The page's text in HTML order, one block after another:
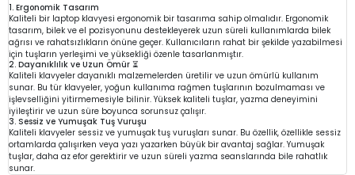
1. Ergonomik Tasarım
Kaliteli bir laptop klavyesi ergonomik bir tasarıma sahip olmalıdır. Ergonomik
tasarım, bilek ve el pozisyonunu destekleyerek uzun süreli kullanımlarda bilek
ağrısı ve rahatsızlıkların önüne geçer. Kullanıcıların rahat bir şekilde yazabilmesi
için tuşların yerleşimi ve yüksekliği özenle tasarlanmıştır.
2. Dayanıklılık ve Uzun Ömür ⏳
Kaliteli klavyeler dayanıklı malzemelerden üretilir ve uzun ömürlü kullanım
sunar. Bu tür klavyeler, yoğun kullanıma rağmen tuşlarının bozulmaması ve
işlevselliğini yitirmemesiyle bilinir. Yüksek kaliteli tuşlar, yazma deneyimini
iyileştirir ve uzun süre boyunca sorunsuz çalışır.
3. Sessiz ve Yumuşak Tuş Vuruşu
Kaliteli klavyeler sessiz ve yumuşak tuş vuruşları sunar. Bu özellik, özellikle sessiz
ortamlarda çalışırken veya yazı yazarken büyük bir avantaj sağlar. Yumuşak
tuşlar, daha az efor gerektirir ve uzun süreli yazma seanslarında bile rahatlık
sunar.